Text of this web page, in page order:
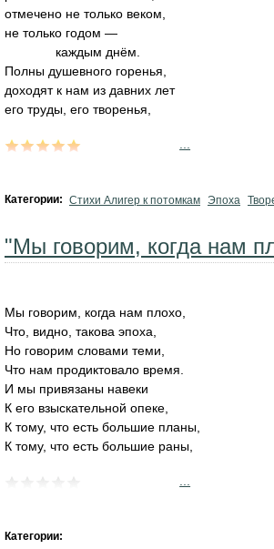
отмечено не только веком,
не только годом —
каждым днём.
Полны душевного горенья,
доходят к нам из давних лет
его труды, его творенья,
Категории: Стихи Алигер к потомкам Эпоха
"Мы говорим, когда нам
Мы говорим, когда нам плохо,
Что, видно, такова эпоха,
Но говорим словами теми,
Что нам продиктовало время.
И мы привязаны навеки
К его взыскательной опеке,
К тому, что есть большие планы,
К тому, что есть большие раны,
Категории: